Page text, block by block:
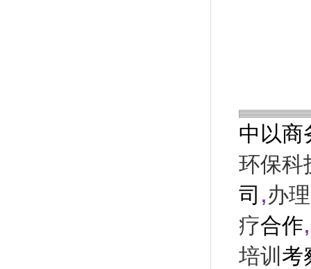
中以商
环保科
司 ,办
疗合作,
培训 考